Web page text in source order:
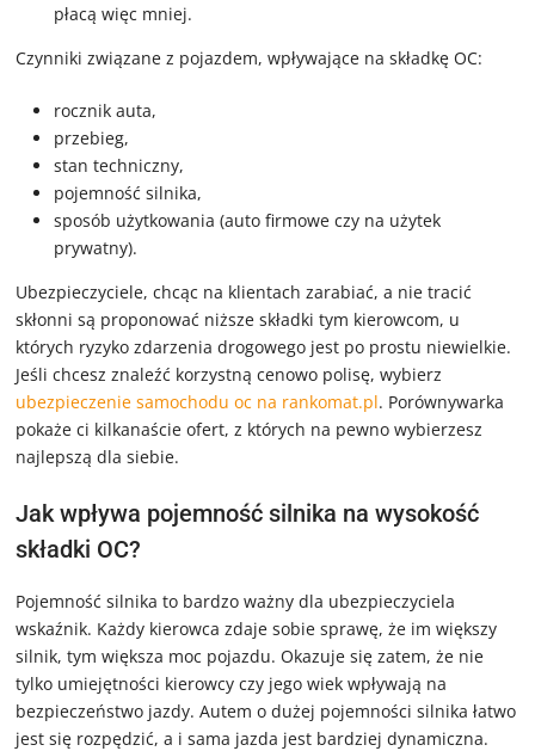
płacą więc mniej.
Czynniki związane z pojazdem, wpływające na składkę OC:
rocznik auta,
przebieg,
stan techniczny,
pojemność silnika,
sposób użytkowania (auto firmowe czy na użytek
prywatny).
Ubezpieczyciele, chcąc na klientach zarabiać, a nie tracić
skłonni są proponować niższe składki tym kierowcom, u
których ryzyko zdarzenia drogowego jest po prostu niewielkie.
Jeśli chcesz znaleźć korzystną cenowo polisę, wybierz
ubezpieczenie samochodu oc na rankomat.pl. Porównywarka
pokaże ci kilkanaście ofert, z których na pewno wybierzesz
najlepszą dla siebie.
Jak wpływa pojemność silnika na wysokość
składki OC?
Pojemność silnika to bardzo ważny dla ubezpieczyciela
wskaźnik. Każdy kierowca zdaje sobie sprawę, że im większy
silnik, tym większa moc pojazdu. Okazuje się zatem, że nie
tylko umiejętności kierowcy czy jego wiek wpływają na
bezpieczeństwo jazdy. Autem o dużej pojemności silnika łatwo
jest się rozpędzić, a i sama jazda jest bardziej dynamiczna.